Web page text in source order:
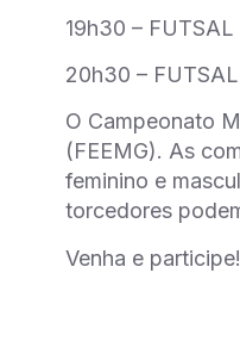
19h30 –
20h30 – FUTSAL
O Campeonato
(FEEMG). As
feminino e
torcedores
Venha e participe!